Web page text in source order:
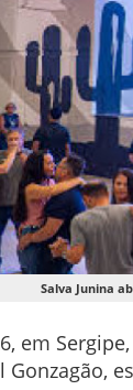
Salva Junina
em